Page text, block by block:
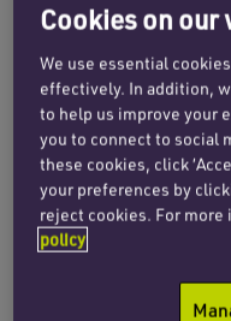
(PAI) –mientras
medidas fiscales
gasóleo utilizado
deberá tomarse
evita que las
el mecanismo de
Cookies on our
We use essential
effectively. In addition,
to help us improve your
you to connect to social
these cookies, click
your preferences by
reject cookies. For
policy